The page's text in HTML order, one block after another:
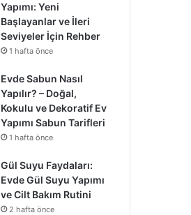
Yapımı: Yeni
Başlayanlar ve İleri
Seviyeler İçin Rehber
1 hafta önce
Evde Sabun Nasıl
Yapılır? – Doğal,
Kokulu ve Dekoratif Ev
Yapımı Sabun Tarifleri
1 hafta önce
Gül Suyu Faydaları:
Evde Gül Suyu Yapımı
ve Cilt Bakım Rutini
2 hafta önce